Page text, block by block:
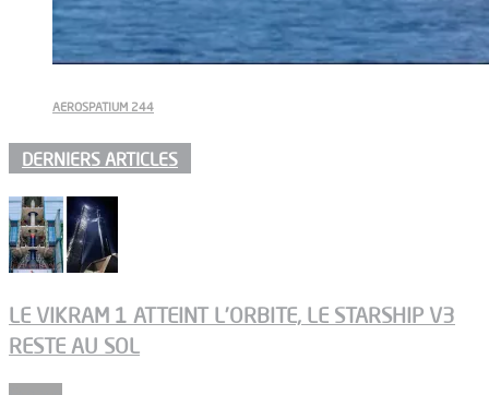
AEROSPATIUM 244
DERNIERS ARTICLES
LE VIKRAM 1 ATTEINT L’ORBITE, LE STARSHIP V3
RESTE AU SOL